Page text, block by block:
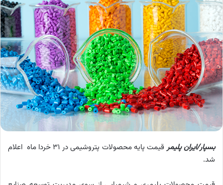
بسپار/ایران پلیمر
قیمت پایه محصولات پتروشیمی در 31 خردا ماه اعلام
شد.